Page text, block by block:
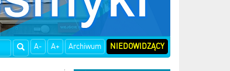
A- A+ Archiwum NIEDOWIDZĄCY